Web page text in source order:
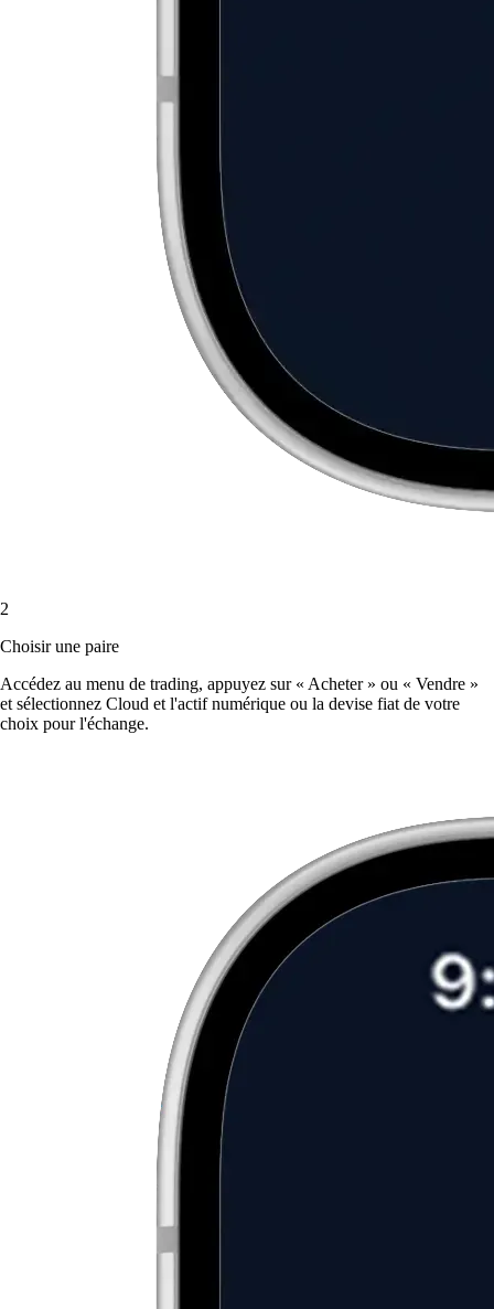
2
Choisir une paire
Accédez au menu de trading, appuyez sur « Acheter » ou « Vendre »
et sélectionnez Cloud et l'actif numérique ou la devise fiat de votre
choix pour l'échange.